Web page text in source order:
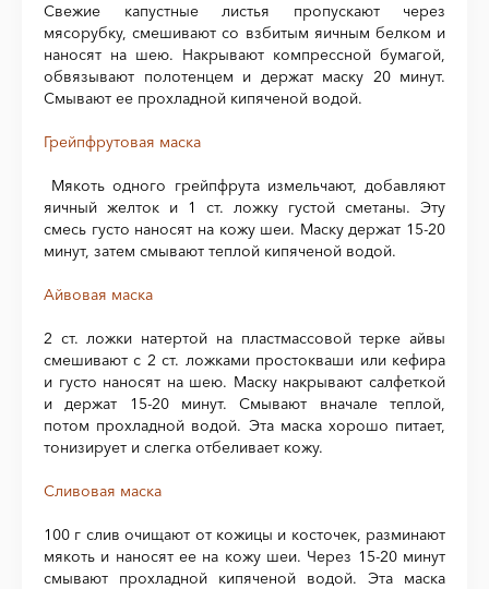
Свежие капустные листья пропускают через
мясорубку, смешивают со взбитым яичным белком и
наносят на шею. Накрывают компрессной бумагой,
обвязывают полотенцем и держат маску 20 минут.
Смывают ее прохладной кипяченой водой.
Грейпфрутовая маска
Мякоть одного грейпфрута измельчают, добавляют
яичный желток и 1 ст. ложку густой сметаны. Эту
смесь густо наносят на кожу шеи. Маску держат 15-20
минут, затем смывают теплой кипяченой водой.
Айвовая маска
2 ст. ложки натертой на пластмассовой терке айвы
смешивают с 2 ст. ложками простокваши или кефира
и густо наносят на шею. Маску накрывают салфеткой
и держат 15-20 минут. Смывают вначале теплой,
потом прохладной водой. Эта маска хорошо питает,
тонизирует и слегка отбеливает кожу.
Сливовая маска
100 г слив очищают от кожицы и косточек, разминают
мякоть и наносят ее на кожу шеи. Через 15-20 минут
смывают прохладной кипяченой водой. Эта маска